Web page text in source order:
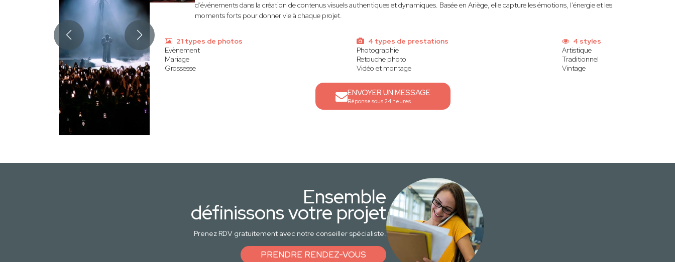
d’événements dans la création de contenus visuels authentiques et dynamiques. Basée en Ariège, elle capture les émotions, l’énergie et les
moments forts pour donner vie à chaque projet.
21 types de photos
Evènement
Mariage
Grossesse
4 types de prestations
Photographie
Retouche photo
Vidéo et montage
4 styles
Artistique
Traditionnel
Vintage
ENVOYER UN MESSAGE
Réponse sous 24 heures
Ensemble
définissons votre projet
Prenez RDV gratuitement avec notre conseiller spécialiste.
PRENDRE RENDEZ-VOUS